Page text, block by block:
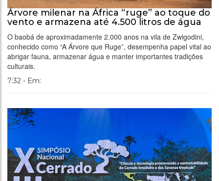
Árvore milenar na África “ruge” ao toque do
vento e armazena até 4.500 litros de água
O baobá de aproximadamente 2.000 anos na vila de Zwigodini,
conhecido como “A Árvore que Ruge”, desempenha papel vital ao
abrigar fauna, armazenar água e manter importantes tradições
culturais.
7:32 - Em: